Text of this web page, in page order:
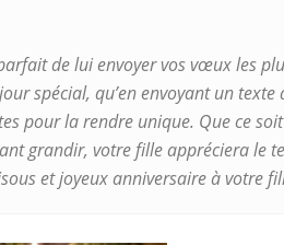
de lui envoyer vos vœux les
spécial, qu’en envoyant un texte
pour la rendre unique. Que ce
grandir, votre fille appréciera le
et joyeux anniversaire à votre